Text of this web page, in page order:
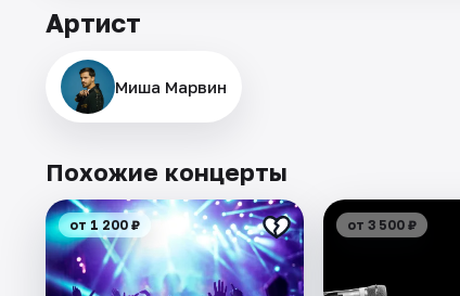
Артист
Миша Марвин
Похожие концерты
от 1 200 ₽ от 3 500 ₽